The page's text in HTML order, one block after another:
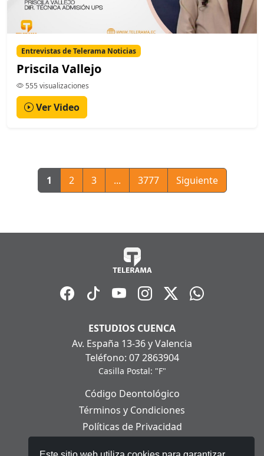
Entrevistas de Telerama Noticias
Priscila Vallejo
555 visualizaciones
Ver Video
1 2 3 ... 3777 Siguiente
ESTUDIOS CUENCA
Av. España 13-36 y Valencia
Teléfono: 07 2863904
Casilla Postal: "F"
Código Deontológico
Términos y Condiciones
Políticas de Privacidad